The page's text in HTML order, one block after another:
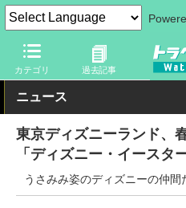
カテゴリ 過去記事
トラベル Watch 地域 国内旅行
ニュース
東京ディズニーランド、
「ディズニー・イースタ
うさみみ姿のディズニーの仲間